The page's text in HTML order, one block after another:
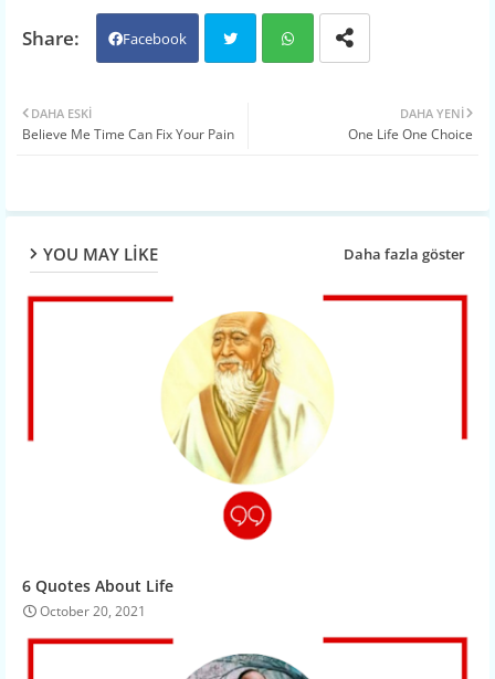
Facebook
ter
DAHA YENI
One Life One Choice
DAHA ESKI
Believe Me Time Can Fix Your Pain
YOU MAY LIKE Daha fazla göster
6 Quotes About Life
October 20, 2021